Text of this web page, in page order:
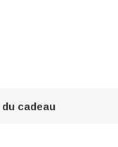
cadeau